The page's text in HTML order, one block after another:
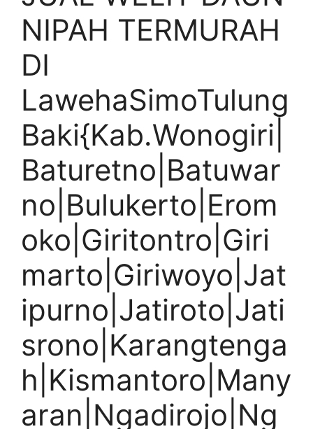
NIPAH TERMURAH
DI
LawehaSimoTulung
Baki{Kab.Wonogiri|
Baturetno|Batuwar
no|Bulukerto|Erom
oko|Giritontro|Giri
marto|Giriwoyo|Jat
ipurno|Jatiroto|Jati
srono|Karangtenga
h|Kismantoro|Many
aran|Ngadirojo|Ng